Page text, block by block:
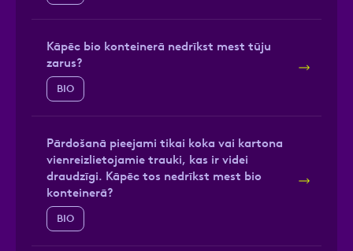
Kāpēc bio konteinerā nedrīkst mest tūju
zarus?
BIO
Pārdošanā pieejami tikai koka vai kartona
vienreizlietojamie trauki, kas ir videi
draudzīgi. Kāpēc tos nedrīkst mest bio
konteinerā?
BIO